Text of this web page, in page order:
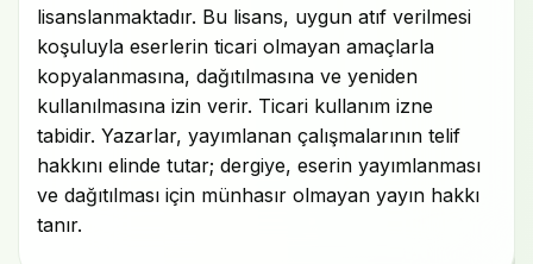
lisanslanmaktadır. Bu lisans, uygun atıf verilmesi
koşuluyla eserlerin ticari olmayan amaçlarla
kopyalanmasına, dağıtılmasına ve yeniden
kullanılmasına izin verir. Ticari kullanım izne
tabidir. Yazarlar, yayımlanan çalışmalarının telif
hakkını elinde tutar; dergiye, eserin yayımlanması
ve dağıtılması için münhasır olmayan yayın hakkı
tanır.